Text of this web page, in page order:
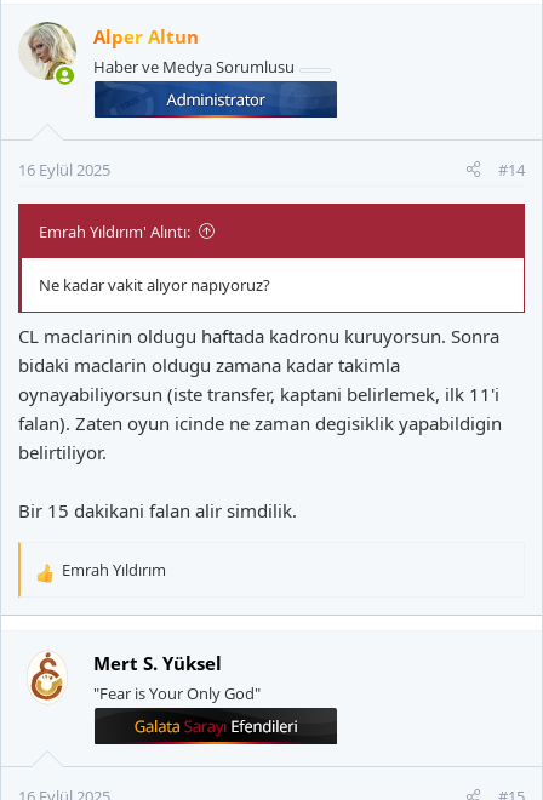
Alper Altun
Haber ve Medya Sorumlusu
16 Eylül 2025 #14
Emrah Yıldırım' Alıntı:
Ne kadar vakit alıyor napıyoruz?
CL maclarinin oldugu haftada kadronu kuruyorsun. Sonra
bidaki maclarin oldugu zamana kadar takimla
oynayabiliyorsun (iste transfer, kaptani belirlemek, ilk 11'i
falan). Zaten oyun icinde ne zaman degisiklik yapabildigin
belirtiliyor.
Bir 15 dakikani falan alir simdilik.
T
k
i
l
Emrah Yıldırım
Mert S. Yüksel
"Fear is Your Only God"